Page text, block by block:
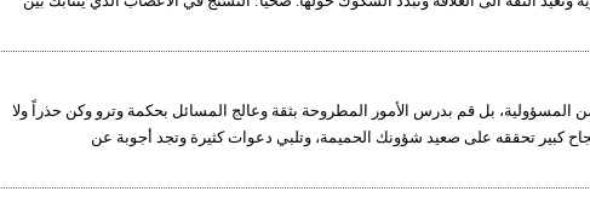
المسؤولية، بل قم بدرس الأمور المطروحة بثقة وعالج المسائل بحكمة وترو وكن حذراً ولا
كبير تحققه على صعيد شؤونك الحميمة، وتلبي دعوات كثيرة وتجد أجوبة عن